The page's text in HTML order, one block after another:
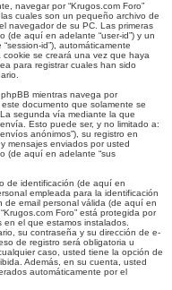
navegar por “Krugos.com Foro”
cuales son un pequeño archivo de
navegador de su PC. Las primeras
(de aquí en adelante “user-id”) y un
id”), automáticamente
se creará una vez que haya
para registrar cuales han sido
mientras navega por
documento que solamente se
segunda vía mediante la que
Esto puede ser, y no limitado a:
anónimos”), su registro en
mensajes enviados por usted
(de aquí en adelante “sus
de identificación (de aquí en
empleada para la identificación
de email personal válida (de aquí en
Foro” está protegida por
el que estamos instalados.
su contraseña y su dirección de e-
de registro será obligatoria u
caso, usted tiene la opción de
Además, en su cuenta, usted
automáticamente por el